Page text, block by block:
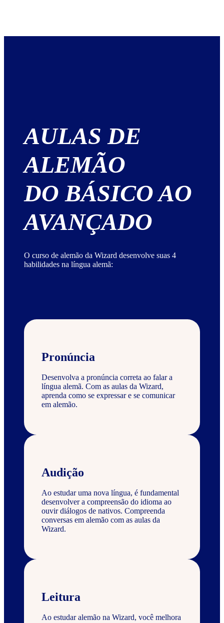
AULAS DE
ALEMÃO
DO BÁSICO AO
AVANÇADO
O curso de alemão da Wizard desenvolve suas 4
habilidades na língua alemã:
Pronúncia
Desenvolva a pronúncia correta ao falar a
língua alemã. Com as aulas da Wizard,
aprenda como se expressar e se comunicar
em alemão.
Audição
Ao estudar uma nova língua, é fundamental
desenvolver a compreensão do idioma ao
ouvir diálogos de nativos. Compreenda
conversas em alemão com as aulas da
Wizard.
Leitura
Ao estudar alemão na Wizard, você melhora